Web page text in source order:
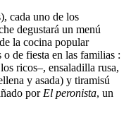
cada uno de los
degustará un menú
la cocina popular
de fiesta en las familias :
ricos–, ensaladilla rusa,
y asada) y tiramisú
por El peronista, un